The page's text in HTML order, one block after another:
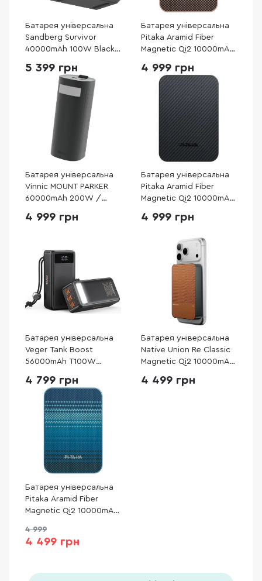
Батарея універсальна
Sandberg Survivor
40000mAh 100W Black
5 399 грн
Батарея універсальна
Pitaka Aramid Fiber
Magnetic Qi2 10000mAh
4 999 грн
Батарея універсальна
Vinnic MOUNT PARKER
60000mAh 200W /
(VPPB-LF200WBK)
4 999 грн
Батарея універсальна
Pitaka Aramid Fiber
Magnetic Qi2 10000mAh
(PBQ2501)
4 999 грн
Батарея універсальна
Veger Tank Boost
56000mAh T100W
Laptop ( VP 5001С)
4 799 грн
Батарея універсальна
Native Union Re Classic
Magnetic Qi2 10000mAh
4 499 грн
Батарея універсальна
Pitaka Aramid Fiber
Magnetic Qi2 10000mAh
(PBQ2503)
4 999
4 499 грн